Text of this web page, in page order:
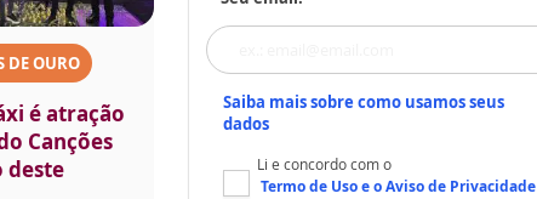
DE OURO
é atração
Canções
deste
Saiba mais sobre como usamos seus
dados
Li e concordo com o
Termo de Usoe oAviso de Privacidade